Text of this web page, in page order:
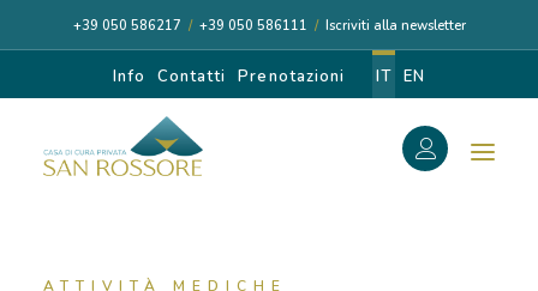
+39 050 586217 / +39 050 586111 / Iscriviti alla newsletter
Info Contatti Prenotazioni IT EN
for:
ATTIVITÀ MEDICHE